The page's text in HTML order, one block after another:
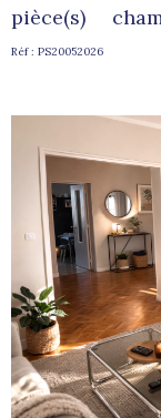
pièce(s)
Réf : PS20052026